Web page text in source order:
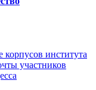
института
участников